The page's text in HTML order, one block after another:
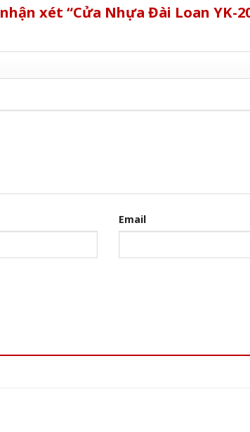
xét “Cửa Nhựa Đài Loan YK-
Email